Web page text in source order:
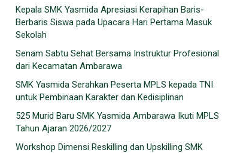
Kepala SMK Yasmida Apresiasi Kerapihan Baris-
Berbaris Siswa pada Upacara Hari Pertama Masuk
Sekolah
Senam Sabtu Sehat Bersama Instruktur Profesional
dari Kecamatan Ambarawa
SMK Yasmida Serahkan Peserta MPLS kepada TNI
untuk Pembinaan Karakter dan Kedisiplinan
525 Murid Baru SMK Yasmida Ambarawa Ikuti MPLS
Tahun Ajaran 2026/2027
Workshop Dimensi Reskilling dan Upskilling SMK